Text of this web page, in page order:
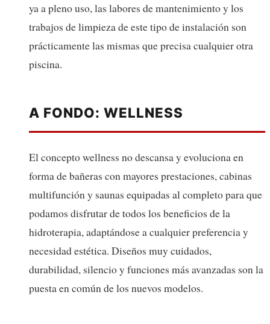
ya a pleno uso, las labores de mantenimiento y los
trabajos de limpieza de este tipo de instalación son
prácticamente las mismas que precisa cualquier otra
piscina.
A FONDO: WELLNESS
El concepto wellness no descansa y evoluciona en
forma de bañeras con mayores prestaciones, cabinas
multifunción y saunas equipadas al completo para que
podamos disfrutar de todos los beneficios de la
hidroterapia, adaptándose a cualquier preferencia y
necesidad estética. Diseños muy cuidados,
durabilidad, silencio y funciones más avanzadas son la
puesta en común de los nuevos modelos.